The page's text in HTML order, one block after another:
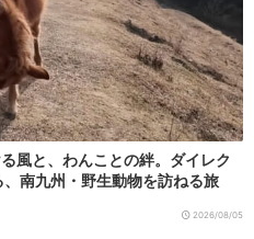
風と、わんことの絆。ダイレク
南九州・野生動物を訪ねる旅
2026/08/05